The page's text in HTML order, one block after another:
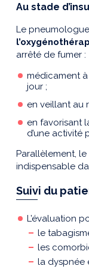
Au stade
Le
arrêté de fumer :
médicament à
jour ;
en veillant au
en favorisant
d’une activité
Parallèlement,
indispensable
Suivi du
L’évaluation
le
les
la dyspnée